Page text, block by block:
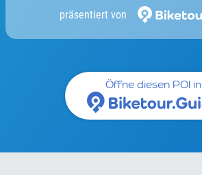
präsentiert von
Öffne diesen POI in